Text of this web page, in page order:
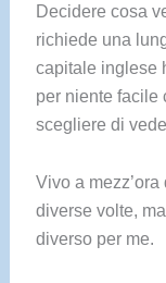
Decidere cosa
richiede una
capitale inglese
per niente facile
scegliere di
Vivo a
diverse volte,
diverso per me.